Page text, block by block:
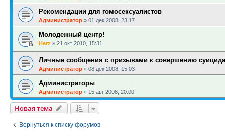
Рекомендации для гомосексуалистов
Администратор » 01 дек 2008, 23:17
Молодежный центр!
Herz » 21 окт 2010, 15:31
Личные сообщения с призывами к совершению суицида
Администратор » 08 дек 2008, 15:03
Администраторы
Администратор » 15 авг 2008, 20:00
Новая тема
Вернуться к списку форумов